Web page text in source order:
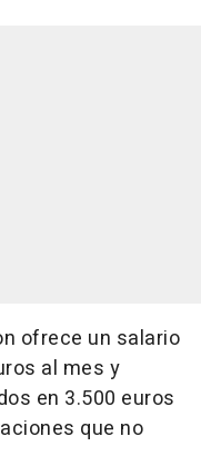
ofrece un salario
al mes y
en 3.500 euros
que no